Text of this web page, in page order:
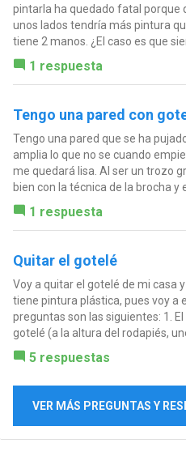
pintarla ha quedado fatal porque
unos lados tendría más pintura
tiene 2 manos. ¿El caso es que
1 respuesta
Tengo una pared con
Tengo una pared que se ha
amplia lo que no se cuando
me quedará lisa. Al ser un trozo
bien con la técnica de la brocha y
1 respuesta
Quitar el gotelé
Voy a quitar el gotelé de mi casa
tiene pintura plástica, pues voy a
preguntas son las siguientes: 1.
gotelé (a la altura del rodapiés,
5 respuestas
VER MÁS PREGUNTAS Y